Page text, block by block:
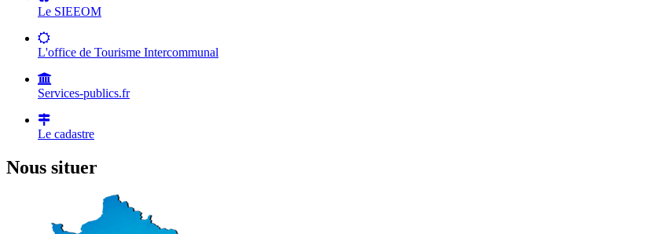
Le SIEEOM
L'office de Tourisme Intercommunal
Services-publics.fr
Le cadastre
Nous situer